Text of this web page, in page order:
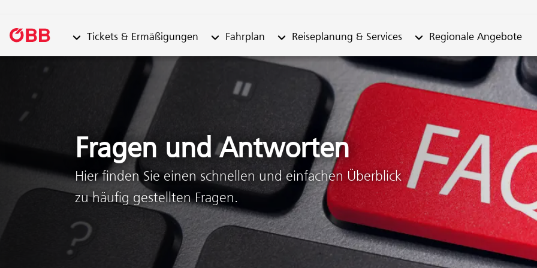
Zum Inhalt springen (Alt + 0)
Zum Menü springen (Alt + 1)
Untermenü von "Tickets & Ermäßigungen"
Tickets & Ermäßigungen Untermenü von "Fahrplan"
Fahrplan Untermenü von "Reiseplanung & Services"
Reiseplanung & Services Untermenü von "Regionale
Regionale Angebote
Fragen und Antworten
Hier finden Sie einen schnellen und einfachen Überblick
zu häufig gestellten Fragen.